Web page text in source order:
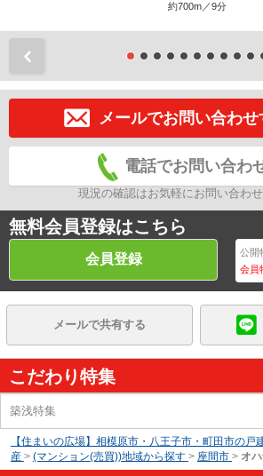
約700m／9分
メールでお問い合わせ
電話でお問い合わ
現況の確認はお気軽にお問い合わせ
無料会員登録はこちら
会員登録 公開
会員
メールで共有する
こだわり特集
築浅特集
【住まいの広場】相模原市・八王子市・町田市の戸
産 > (マンション(売買))地域から探す > 座間市 > オ